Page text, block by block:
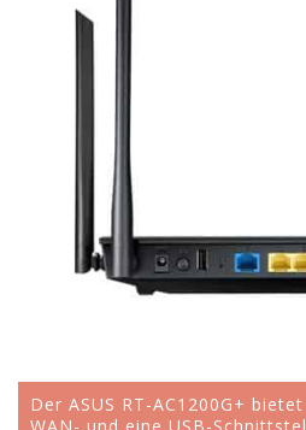
Der ASUS RT-AC1200G+
WAN- und eine USB-